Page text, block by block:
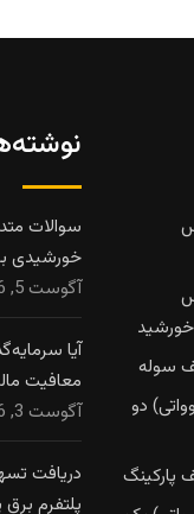
خورشید
سوله
دو
پارکینگ
سوالات
خورشیدی
آگوست 5, 2026
آیا
معافیت
آگوست 3, 2026
دریافت
پلتفرم